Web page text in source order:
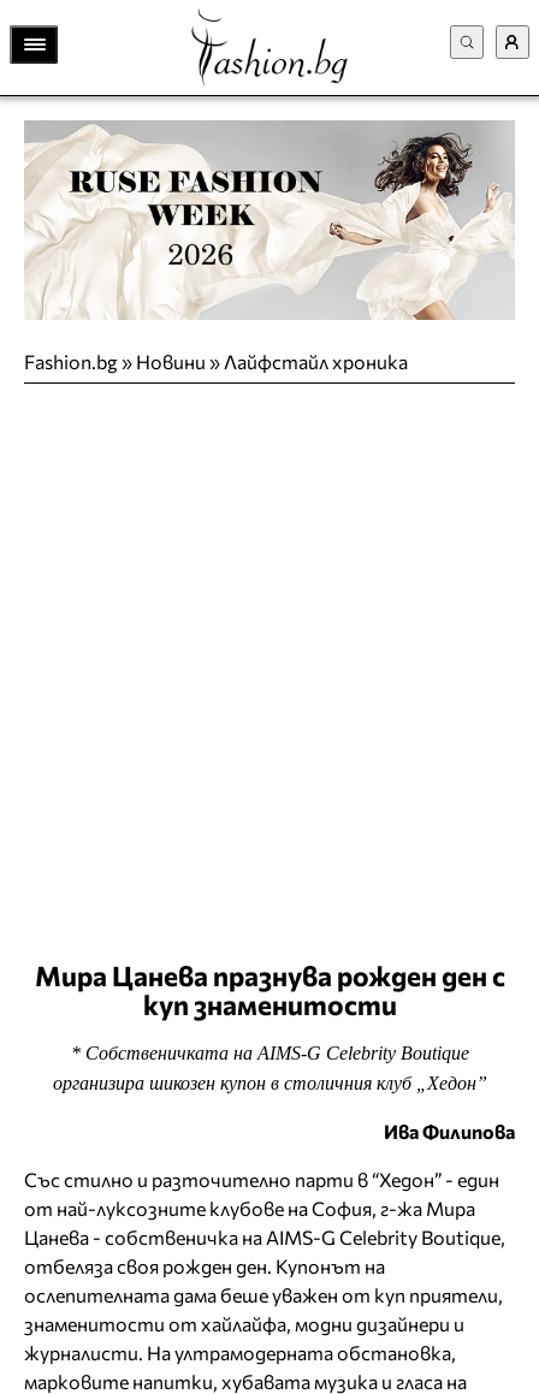
Fashion.bg» Новини » Лайфстайл хроника
Мира Цанева празнува рожден ден с
куп знаменитости
* Собственичката на AIMS-G Celebrity Boutique
организира шикозен купон в столичния клуб „Хедон”
Ива Филипова
Със стилно и разточително парти в “Хедон” - един
от най-луксозните клубове на София, г-жа Мира
Цанева - собственичка на AIMS-G Celebrity Boutique,
отбеляза своя рожден ден. Купонът на
ослепителната дама беше уважен от куп приятели,
знаменитости от хайлайфа, модни дизайнери и
журналисти. На ултрамодерната обстановка,
марковите напитки, хубавата музика и гласа на